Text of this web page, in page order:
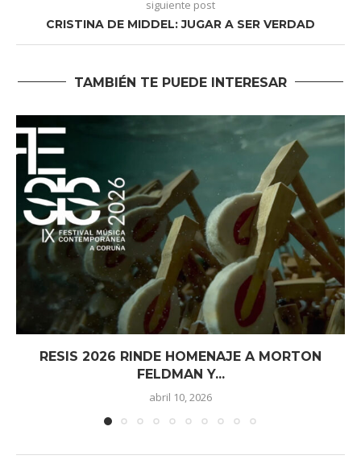
siguiente post
CRISTINA DE MIDDEL: JUGAR A SER VERDAD
TAMBIÉN TE PUEDE INTERESAR
RESIS 2026 RINDE HOMENAJE A MORTON
FELDMAN Y...
abril 10, 2026